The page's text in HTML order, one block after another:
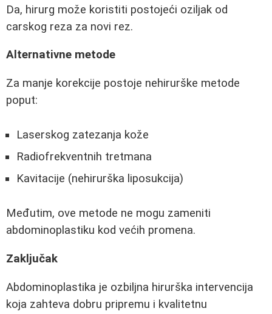
Da, hirurg može koristiti postojeći oziljak od
carskog reza za novi rez.
Alternativne metode
Za manje korekcije postoje nehirurške metode
poput:
Laserskog zatezanja kože
Radiofrekventnih tretmana
Kavitacije (nehirurška liposukcija)
Međutim, ove metode ne mogu zameniti
abdominoplastiku kod većih promena.
Zaključak
Abdominoplastika je ozbiljna hirurška intervencija
koja zahteva dobru pripremu i kvalitetnu